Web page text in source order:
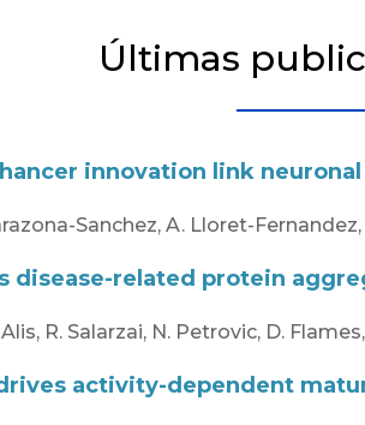
Últimas
innovation link
Sanchez, A. Lloret-
disease-related protein
R. Salarzai, N. Petrovic, D.
activity-dependent